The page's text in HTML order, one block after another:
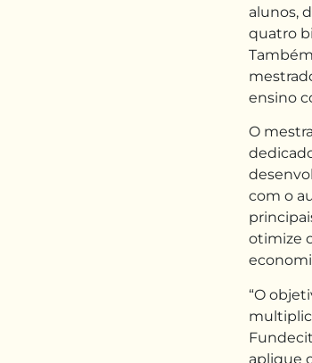
alunos,
quatro
ensino
O
com o
otimize
“O
aplique